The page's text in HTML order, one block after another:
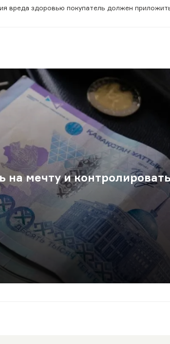
вреда здоровью покупатель должен
на мечту и